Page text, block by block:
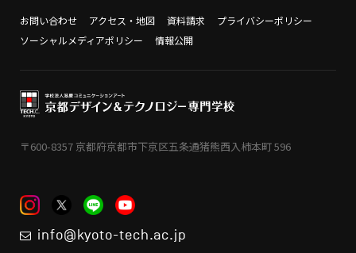
お問い合わせ アクセス・地図 資料請求
プライバシーポリシー
ソーシャルメディアポリシー
情報公開
〒600-8357 京都府京都市下京区五条通猪熊西入柿本町 596
info@kyoto-tech.ac.jp